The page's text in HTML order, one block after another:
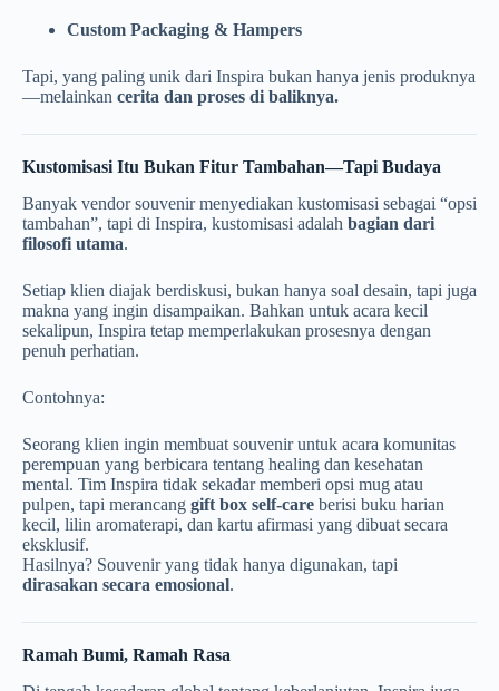
Custom Packaging & Hampers
Tapi, yang paling unik dari Inspira bukan hanya jenis produknya
—melainkan cerita dan proses di baliknya.
Kustomisasi Itu Bukan Fitur Tambahan—Tapi Budaya
Banyak vendor souvenir menyediakan kustomisasi sebagai “opsi
tambahan”, tapi di Inspira, kustomisasi adalah bagian dari
filosofi utama.
Setiap klien diajak berdiskusi, bukan hanya soal desain, tapi juga
makna yang ingin disampaikan. Bahkan untuk acara kecil
sekalipun, Inspira tetap memperlakukan prosesnya dengan
penuh perhatian.
Contohnya:
Seorang klien ingin membuat souvenir untuk acara komunitas
perempuan yang berbicara tentang healing dan kesehatan
mental. Tim Inspira tidak sekadar memberi opsi mug atau
pulpen, tapi merancang gift box self-care berisi buku harian
kecil, lilin aromaterapi, dan kartu afirmasi yang dibuat secara
eksklusif.
Hasilnya? Souvenir yang tidak hanya digunakan, tapi
dirasakan secara emosional.
Ramah Bumi, Ramah Rasa